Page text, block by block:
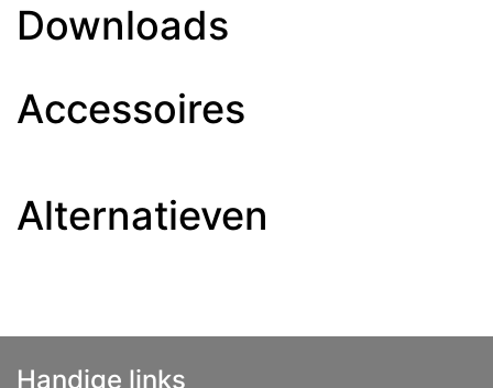
Downloads
Accessoires
Alternatieven
Handige links